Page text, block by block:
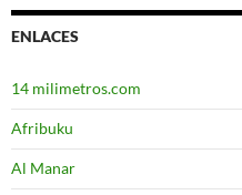
ENLACES
14 milimetros.com
Afribuku
Al Manar